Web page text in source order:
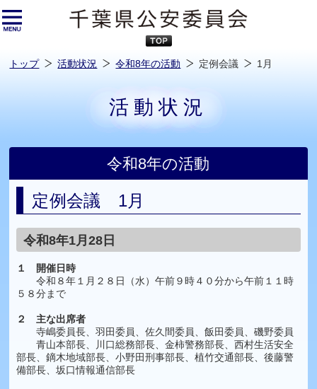
へ
ス
キ
ッ
プ
トップ 活動状況 令和8年の活動 定例会議 1月
活動状況
令和8年の活動
定例会議 1月
令和8年1月28日
１ 開催日時​
令和８年１月２８日（水）午前９時４０分から午前１１時
５８分まで
２ 主な出席者
寺嶋委員長、羽田委員、佐久間委員、飯田委員、磯野委員
青山本部長、川口総務部長、金柿警務部長、西村生活安全
部長、鏑木地域部長、小野田刑事部長、植竹交通部長、後藤警
備部長、坂口情報通信部長